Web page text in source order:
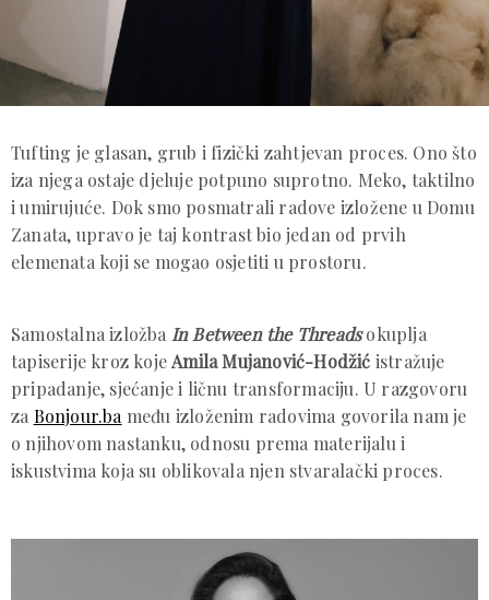
Tufting je glasan, grub i fizički zahtjevan proces. Ono što
iza njega ostaje djeluje potpuno suprotno. Meko, taktilno
i umirujuće. Dok smo posmatrali radove izložene u Domu
Zanata, upravo je taj kontrast bio jedan od prvih
elemenata koji se mogao osjetiti u prostoru.
Samostalna izložba In Between the Threads okuplja
tapiserije kroz kojeAmila Mujanović-Hodžić istražuje
pripadanje, sjećanje i ličnu transformaciju. U razgovoru
za Bonjour.ba među izloženim radovima govorila nam je
o njihovom nastanku, odnosu prema materijalu i
iskustvima koja su oblikovala njen stvaralački proces.